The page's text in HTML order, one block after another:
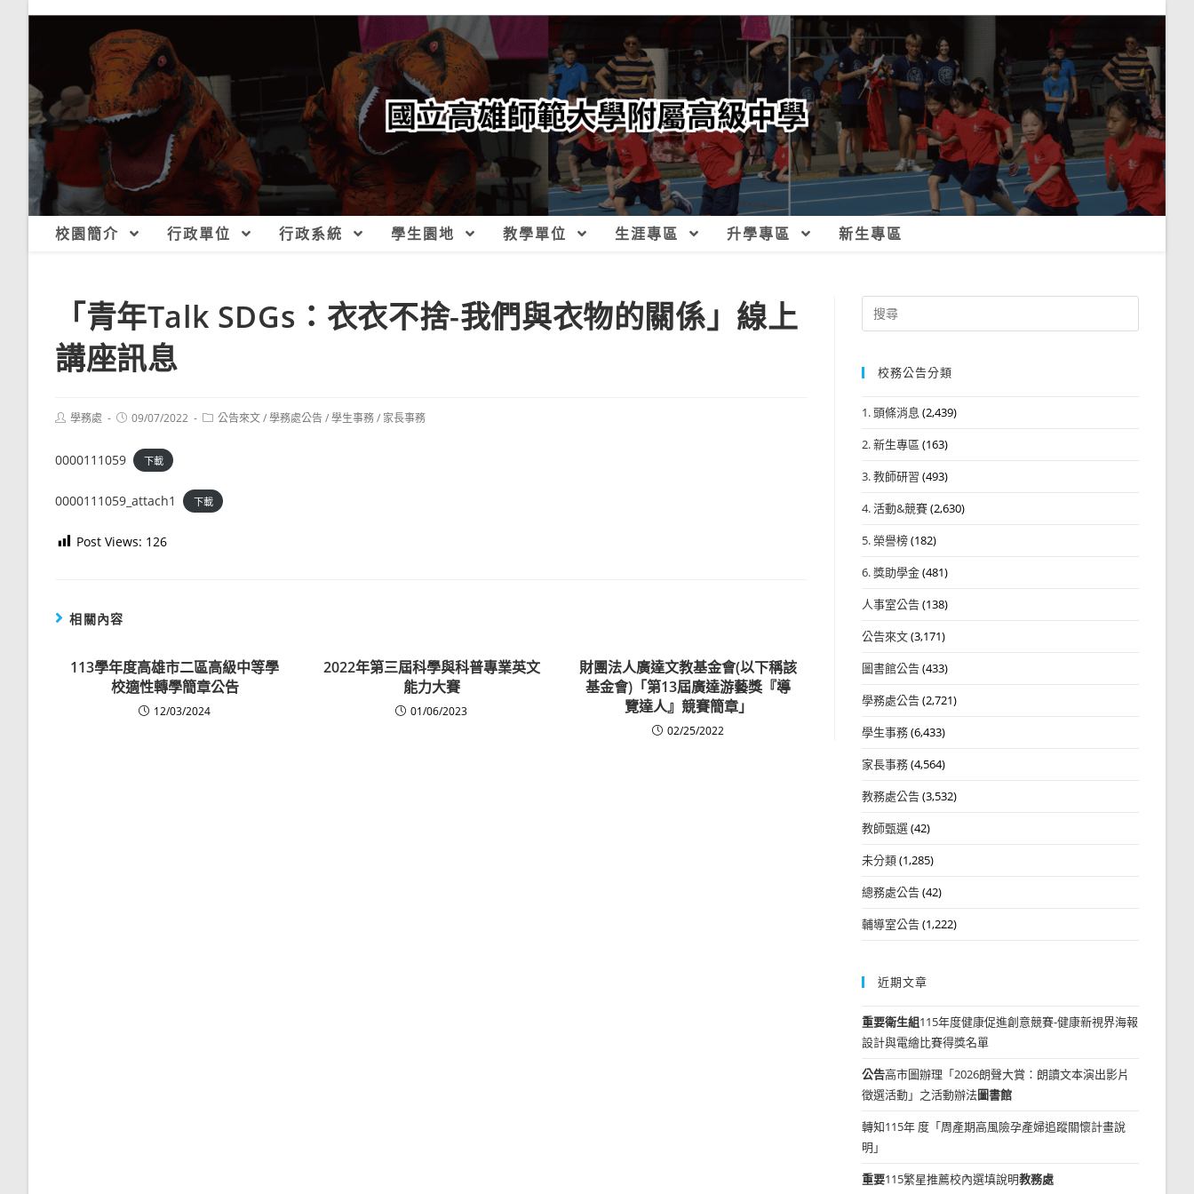
校園簡介 行政單位 行政系統 學生園地 教學單位 生涯專區 升學專區 新生專區
「青年Talk SDGs：衣衣不捨-我們與衣物的關係」線上
講座訊息
Post學務處
Post09/07/2022
Post公告來文/學務處公告/學生事務/ 家長事務
0000111059 下載
0000111059_attach1 下載
Post Views: 126
相關內容
113學年度高雄市二區高級中等學
校適性轉學簡章公告
12/03/2024
2022年第三屆科學與科普專業英文
能力大賽
01/06/2023
財團法人廣達文教基金會(以下稱該
基金會)「第13屆廣達游藝獎『導
覽達人』競賽簡章」
02/25/2022
Search
for:
校務公告分類
1. 頭條消息 (2,439)
2. 新生專區 (163)
3. 教師研習 (493)
4. 活動&競賽(2,630)
5. 榮譽榜(182)
6. 獎助學金(481)
人事室公告(138)
公告來文(3,171)
圖書館公告(433)
學務處公告(2,721)
學生事務(6,433)
家長事務(4,564)
教務處公告(3,532)
教師甄選(42)
未分類(1,285)
總務處公告(42)
輔導室公告(1,222)
近期文章
重要衛生組115年度健康促進創意競賽-健康新視界海報
設計與電繪比賽得獎名單
公告高市圖辦理「2026朗聲大賞：朗讀文本演出影片
徵選活動」之活動辦法圖書館
轉知115年 度「周產期高風險孕產婦追蹤關懷計畫說
明」
重要115繁星推薦校內選填說明教務處